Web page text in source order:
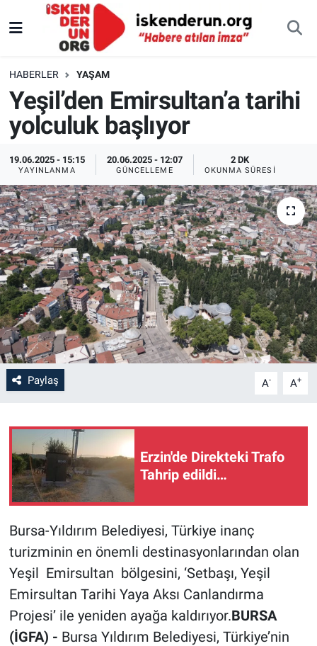
HABERLER YAŞAM
Yeşil’den Emirsultan’a tarihi
yolculuk başlıyor
19.06.2025 - 15:15
YAYINLANMA
20.06.2025 - 12:07
GÜNCELLEME
2 DK
OKUNMA SÜRESI
Paylaş A- A+
Erzin'de Direkteki Trafo
Tahrip edildi…
Bursa-Yıldırım Belediyesi, Türkiye inanç
turizminin en önemli destinasyonlarından olan
Yeşil Emirsultan bölgesini, ‘Setbaşı, Yeşil
Emirsultan Tarihi Yaya Aksı Canlandırma
Projesi’ ile yeniden ayağa kaldırıyor.BURSA
(İGFA) - Bursa Yıldırım Belediyesi, Türkiye’nin